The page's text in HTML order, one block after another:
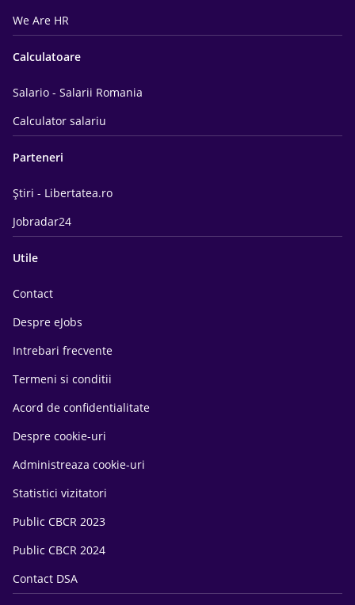
We Are HR
Calculatoare
Salario - Salarii Romania
Calculator salariu
Parteneri
Știri - Libertatea.ro
Jobradar24
Utile
Contact
Despre eJobs
Intrebari frecvente
Termeni si conditii
Acord de confidentialitate
Despre cookie-uri
Administreaza cookie-uri
Statistici vizitatori
Public CBCR 2023
Public CBCR 2024
Contact DSA